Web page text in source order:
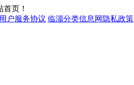
页！
户服务协议 临淄分类信息网隐私政策